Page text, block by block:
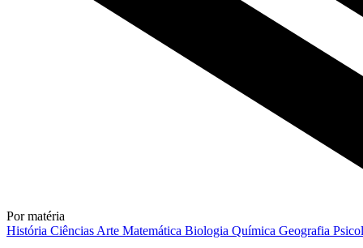
Por matéria
História Ciências Arte Matemática Biologia Química Geografia